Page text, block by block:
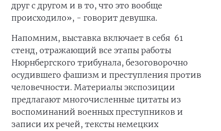
друг с другом и в то, что это вообще
происходило», - говорит девушка.
Напомним, выставка включает в себя 61
стенд, отражающий все этапы работы
Нюрнбергского трибунала, безоговорочно
осудившего фашизм и преступления против
человечности. Материалы экспозиции
предлагают многочисленные цитаты из
воспоминаний военных преступников и
записи их речей, тексты немецких